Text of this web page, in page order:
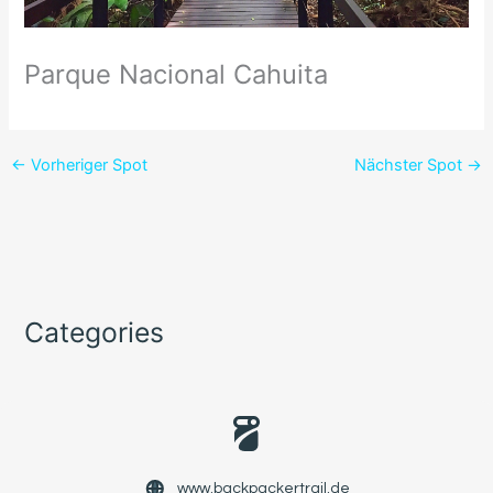
Parque Nacional Cahuita
← Vorheriger Spot Nächster Spot →
Categories
www.backpackertrail.de